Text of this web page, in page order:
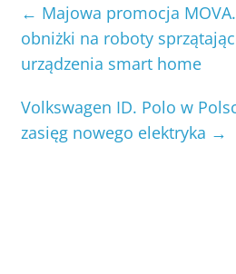
← Majowa promocja
obniżki na roboty
urządzenia smart home
Volkswagen ID. Polo w
zasięg nowego elektryka →